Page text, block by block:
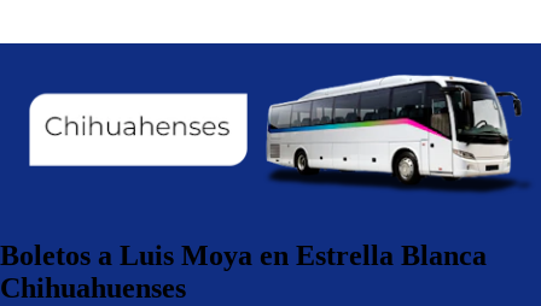
Boletos a Luis Moya en Estrella Blanca
Chihuahuenses